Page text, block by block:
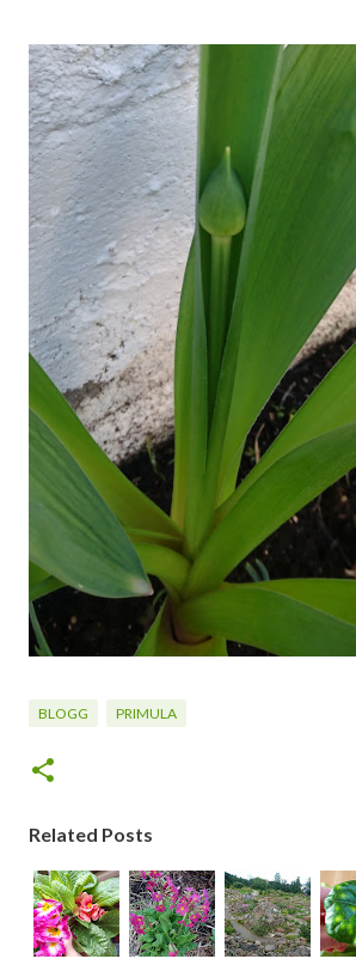
BLOGG PRIMULA
Related Posts